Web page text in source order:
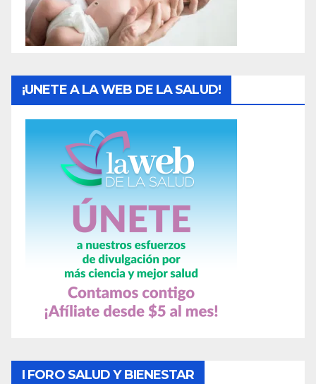
¡UNETE A LA WEB DE LA SALUD!
I FORO SALUD Y BIENESTAR